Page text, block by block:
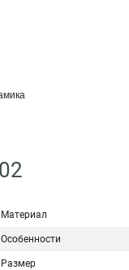
Материал
Особенности
Размер